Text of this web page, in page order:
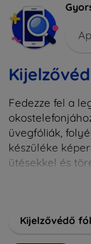
Fedezze fel a
üvegfóliák,
készüléke
ütésekkel és
hanem
és stílusú
Kijelzővédő